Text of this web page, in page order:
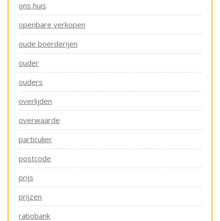
ons huis
openbare verkopen
oude boerderijen
ouder
ouders
overlijden
overwaarde
particulier
postcode
prijs
prijzen
rabobank